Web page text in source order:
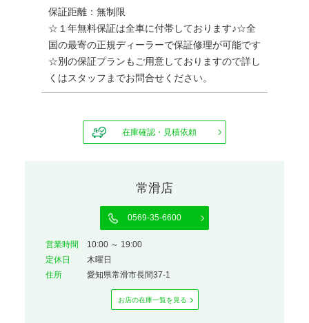
保証距離：無制限
☆１年無料保証は全車に付帯しております♪☆全
国の最寄の正規ディーラーで保証修理が可能です
☆別の保証プランもご用意しておりますので詳し
くはスタッフまでお問合せください。
在庫確認・見積依頼
常滑店
0569-35-6600
営業時間
10:00 ～ 19:00
定休⽇
木曜日
住所
愛知県常滑市長間37-1
お店の在庫⼀覧を⾒る